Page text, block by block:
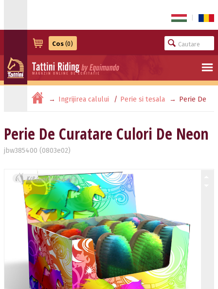
Cos (0)
Ingrijirea calului Perie si tesala Perie De
Perie De Curatare Culori De Neon
jbw385400 (0803e02)